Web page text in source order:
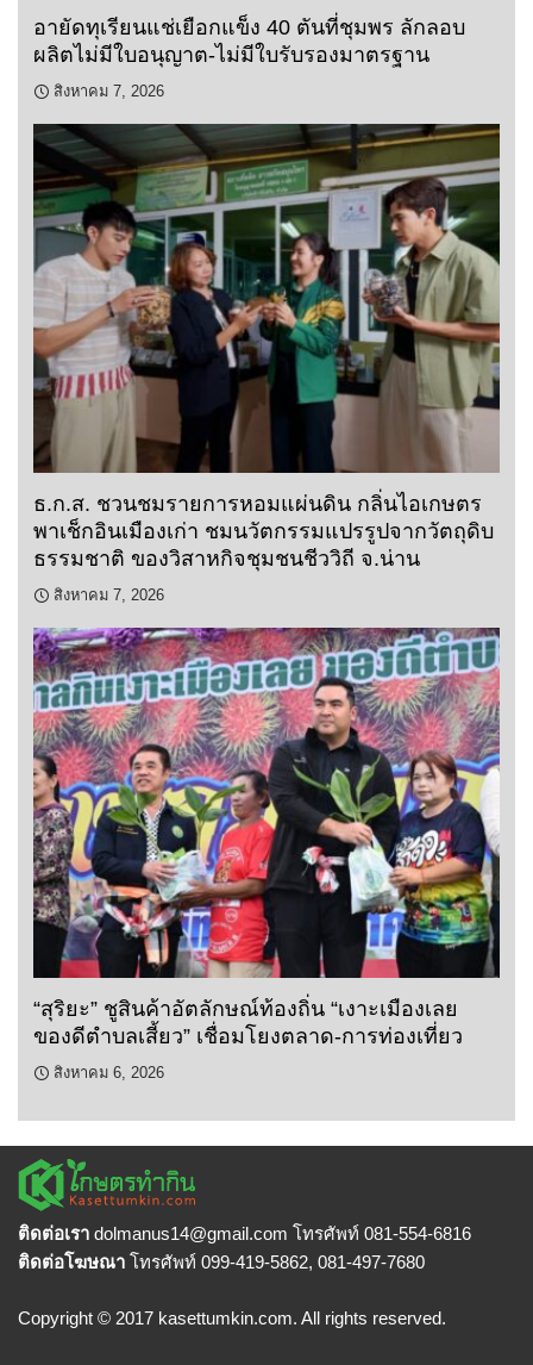
อายัดทุเรียนแช่เยือกแข็ง 40 ตันที่ชุมพร ลักลอบ
ผลิตไม่มีใบอนุญาต-ไม่มีใบรับรองมาตรฐาน
สิงหาคม 7, 2026
ธ.ก.ส. ชวนชมรายการหอมแผ่นดิน กลิ่นไอเกษตร
พาเช็กอินเมืองเก่า ชมนวัตกรรมแปรรูปจากวัตถุดิบ
ธรรมชาติ ของวิสาหกิจชุมชนชีววิถี จ.น่าน
สิงหาคม 7, 2026
“สุริยะ” ชูสินค้าอัตลักษณ์ท้องถิ่น “เงาะเมืองเลย
ของดีตำบลเสี้ยว” เชื่อมโยงตลาด-การท่องเที่ยว
สิงหาคม 6, 2026
ติดต่อเรา dolmanus14@gmail.com โทรศัพท์ 081-554-6816
ติดต่อโฆษณา โทรศัพท์ 099-419-5862, 081-497-7680
Copyright © 2017 kasettumkin.com. All rights reserved.